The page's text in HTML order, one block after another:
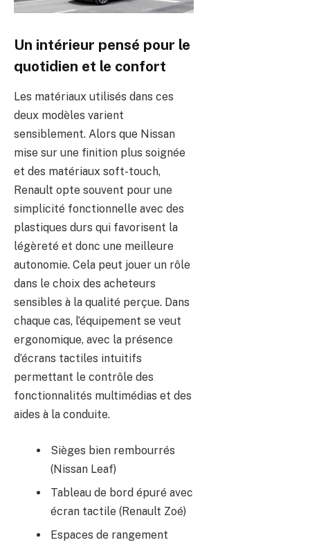
Un intérieur pensé pour le
quotidien et le confort
Les matériaux utilisés dans ces
deux modèles varient
sensiblement. Alors que Nissan
mise sur une finition plus soignée
et des matériaux soft-touch,
Renault opte souvent pour une
simplicité fonctionnelle avec des
plastiques durs qui favorisent la
légèreté et donc une meilleure
autonomie. Cela peut jouer un rôle
dans le choix des acheteurs
sensibles à la qualité perçue. Dans
chaque cas, l’équipement se veut
ergonomique, avec la présence
d’écrans tactiles intuitifs
permettant le contrôle des
fonctionnalités multimédias et des
aides à la conduite.
Sièges bien rembourrés
(Nissan Leaf)
Tableau de bord épuré avec
écran tactile (Renault Zoé)
Espaces de rangement